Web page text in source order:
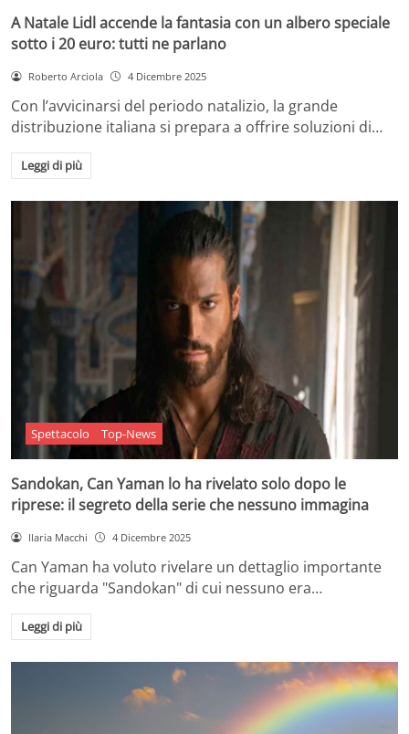
A Natale Lidl accende la fantasia con un albero speciale
sotto i 20 euro: tutti ne parlano
Roberto Arciola 4 Dicembre 2025
Con l’avvicinarsi del periodo natalizio, la grande
distribuzione italiana si prepara a offrire soluzioni di…
Leggi di più
Spettacolo Top-News
Sandokan, Can Yaman lo ha rivelato solo dopo le
riprese: il segreto della serie che nessuno immagina
Ilaria Macchi 4 Dicembre 2025
Can Yaman ha voluto rivelare un dettaglio importante
che riguarda "Sandokan" di cui nessuno era…
Leggi di più